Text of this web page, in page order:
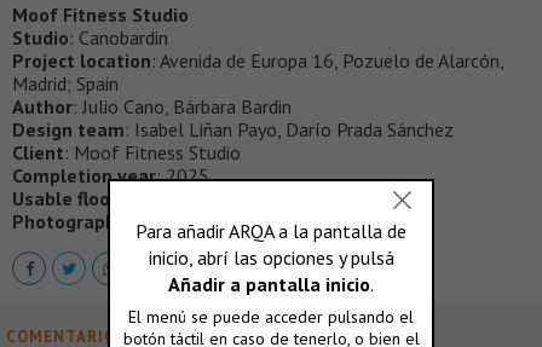
Moof Fitness Studio
Studio: Canobardin
Project location: Avenida de Europa 16, Pozuelo de Alarcón,
Madrid; Spain
Author: Julio Cano, Bárbara Bardin
Design team: Isabel Liñan Payo, Darío Prada Sánchez
Client: Moof Fitness Studio
Completion year: 2025
Usable floor area
Photographer :Imagen Subliminal
COMENTARIOS